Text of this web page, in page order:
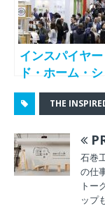
インスパイヤー
ド・ホーム・シ
ー開催 2024年
17日～19日／
ス -THE
INSPIRED
SHOW-
THE
石巻
の仕
トー
ップ